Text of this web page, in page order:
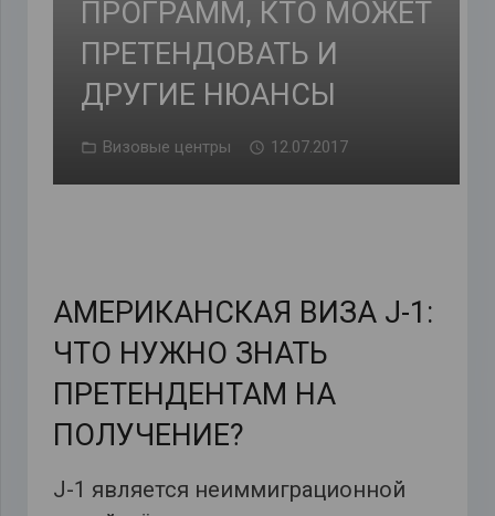
ПРОГРАММ, КТО МОЖЕТ
ПРЕТЕНДОВАТЬ И
ДРУГИЕ НЮАНСЫ
Визовые центры 12.07.2017
АМЕРИКАНСКАЯ ВИЗА J-1:
ЧТО НУЖНО ЗНАТЬ
ПРЕТЕНДЕНТАМ НА
ПОЛУЧЕНИЕ?
J-1 является неиммиграционной